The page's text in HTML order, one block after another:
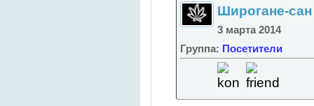
Широгане-сан
3 марта 2014
Группа: Посетители